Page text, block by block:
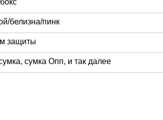
белизна/пинк
защиты
сумка Опп, и так далее